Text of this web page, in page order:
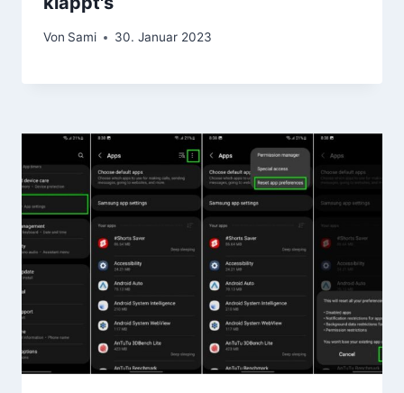
Von Sami 30. Januar 2023